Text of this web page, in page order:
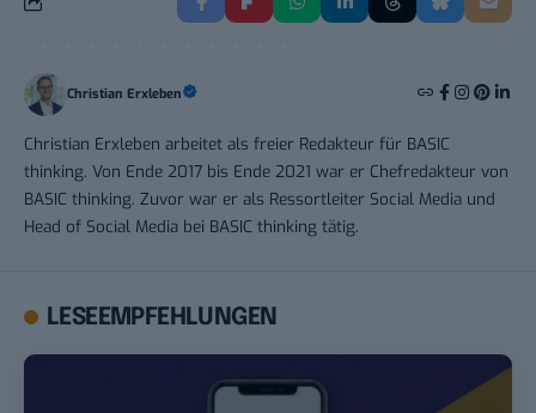
Christian Erxleben
Christian Erxleben arbeitet als freier Redakteur für BASIC
thinking. Von Ende 2017 bis Ende 2021 war er Chefredakteur von
BASIC thinking. Zuvor war er als Ressortleiter Social Media und
Head of Social Media bei BASIC thinking tätig.
LESEEMPFEHLUNGEN